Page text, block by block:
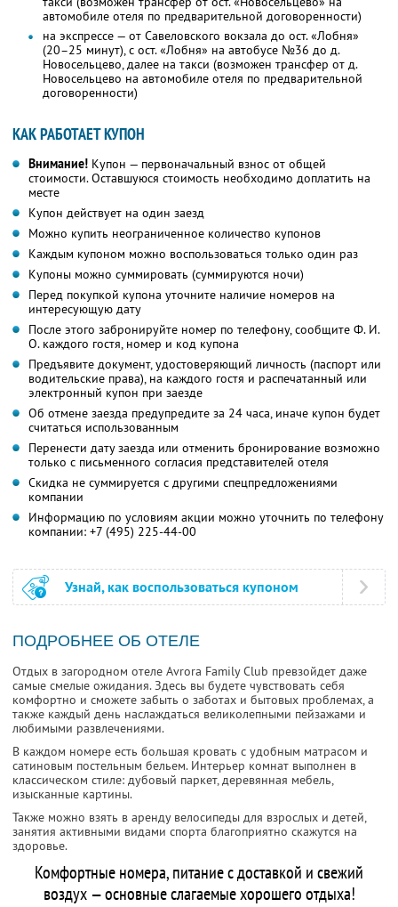
автомобиле отеля по предварительной договоренности)
на экспрессе — от Савеловского вокзала до ост. «Лобня»
(20–25 минут), с ост. «Лобня» на автобусе №36 до д.
Новосельцево, далее на такси (возможен трансфер от д.
Новосельцево на автомобиле отеля по предварительной
договоренности)
КАК РАБОТАЕТ КУПОН
Внимание! Купон — первоначальный взнос от общей
стоимости. Оставшуюся стоимость необходимо доплатить на
месте
Купон действует на один заезд
Можно купить неограниченное количество купонов
Каждым купоном можно воспользоваться только один раз
Купоны можно суммировать (суммируются ночи)
Перед покупкой купона уточните наличие номеров на
интересующую дату
После этого забронируйте номер по телефону, сообщите Ф. И.
О. каждого гостя, номер и код купона
Предъявите документ, удостоверяющий личность (паспорт или
водительские права), на каждого гостя и распечатанный или
электронный купон при заезде
Об отмене заезда предупредите за 24 часа, иначе купон будет
считаться использованным
Перенести дату заезда или отменить бронирование возможно
только с письменного согласия представителей отеля
Скидка не суммируется с другими спецпредложениями
компании
Информацию по условиям акции можно уточнить по телефону
компании: +7 (495) 225-44-00
Узнай, как воспользоваться купоном
ПОДРОБНЕЕ ОБ ОТЕЛЕ
Отдых в загородном отеле Avrora Family Club превзойдет даже
самые смелые ожидания. Здесь вы будете чувствовать себя
комфортно и сможете забыть о заботах и бытовых проблемах, а
также каждый день наслаждаться великолепными пейзажами и
любимыми развлечениями.
В каждом номере есть большая кровать с удобным матрасом и
сатиновым постельным бельем. Интерьер комнат выполнен в
классическом стиле: дубовый паркет, деревянная мебель,
изысканные картины.
Также можно взять в аренду велосипеды для взрослых и детей,
занятия активными видами спорта благоприятно скажутся на
здоровье.
Комфортные номера, питание с доставкой и свежий
воздух — основные слагаемые хорошего отдыха!